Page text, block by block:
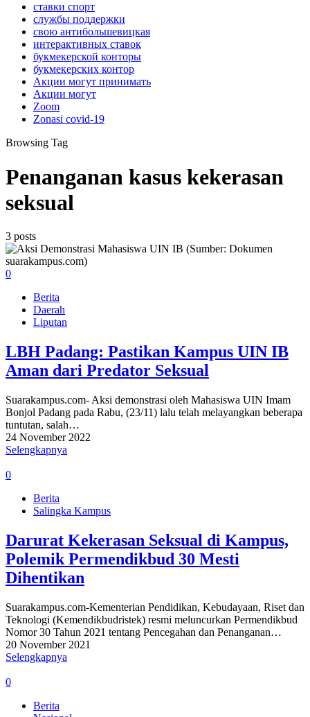
ставки спорт
службы поддержки
свою антибольшевицкая
интерактивных ставок
букмекерской конторы
букмекерских контор
Акции могут принимать
Акции могут
Zoom
Zonasi covid-19
Browsing Tag
Penanganan kasus kekerasan
seksual
3 posts
0
Berita
Daerah
Liputan
LBH Padang: Pastikan Kampus UIN IB
Aman dari Predator Seksual
Suarakampus.com- Aksi demonstrasi oleh Mahasiswa UIN Imam
Bonjol Padang pada Rabu, (23/11) lalu telah melayangkan beberapa
tuntutan, salah…
24 November 2022
Selengkapnya
0
Berita
Salingka Kampus
Darurat Kekerasan Seksual di Kampus,
Polemik Permendikbud 30 Mesti
Dihentikan
Suarakampus.com-Kementerian Pendidikan, Kebudayaan, Riset dan
Teknologi (Kemendikbudristek) resmi meluncurkan Permendikbud
Nomor 30 Tahun 2021 tentang Pencegahan dan Penanganan…
20 November 2021
Selengkapnya
0
Berita